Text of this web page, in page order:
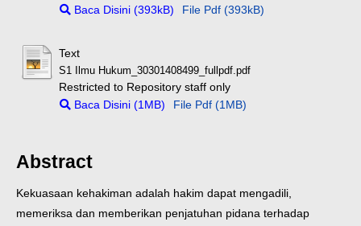
Baca Disini (393kB)
File Pdf (393kB)
Text
S1 Ilmu Hukum_30301408499_fullpdf.pdf
Restricted to Repository staff only
Baca Disini (1MB)
File Pdf (1MB)
Abstract
Kekuasaan kehakiman adalah hakim dapat mengadili,
memeriksa dan memberikan penjatuhan pidana terhadap